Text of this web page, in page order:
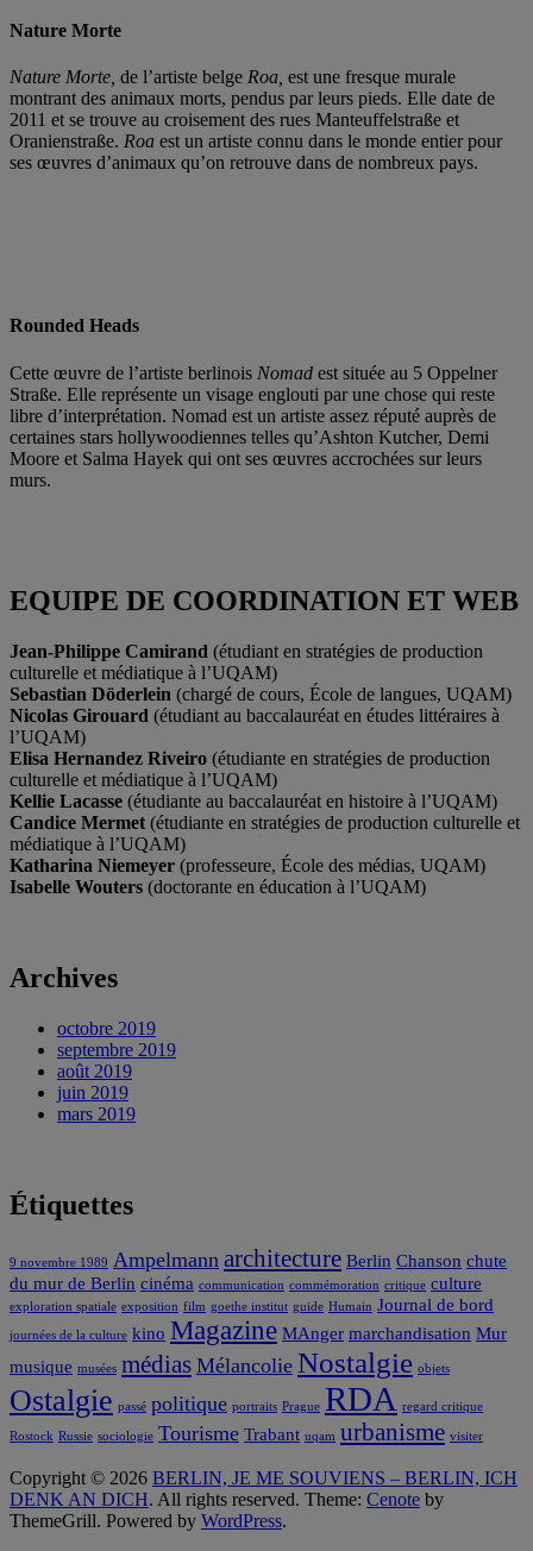
Nature Morte
Nature Morte, de l’artiste belge Roa, est une fresque murale
montrant des animaux morts, pendus par leurs pieds. Elle date de
2011 et se trouve au croisement des rues Manteuffelstraße et
Oranienstraße. Roa est un artiste connu dans le monde entier pour
ses œuvres d’animaux qu’on retrouve dans de nombreux pays.
Rounded Heads
Cette œuvre de l’artiste berlinois Nomad est située au 5 Oppelner
Straße. Elle représente un visage englouti par une chose qui reste
libre d’interprétation. Nomad est un artiste assez réputé auprès de
certaines stars hollywoodiennes telles qu’Ashton Kutcher, Demi
Moore et Salma Hayek qui ont ses œuvres accrochées sur leurs
murs.
EQUIPE DE COORDINATION ET WEB
Jean-Philippe Camirand (étudiant en stratégies de production
culturelle et médiatique à l’UQAM)
Sebastian Döderlein (chargé de cours, École de langues, UQAM)
Nicolas Girouard (étudiant au baccalauréat en études littéraires à
l’UQAM)
Elisa Hernandez Riveiro (étudiante en stratégies de production
culturelle et médiatique à l’UQAM)
Kellie Lacasse (étudiante au baccalauréat en histoire à l’UQAM)
Candice Mermet (étudiante en stratégies de production culturelle et
médiatique à l’UQAM)
Katharina Niemeyer (professeure, École des médias, UQAM)
Isabelle Wouters (doctorante en éducation à l’UQAM)
Archives
octobre 2019
septembre 2019
août 2019
juin 2019
mars 2019
Étiquettes
9 novembre 1989 Ampelmann architecture Berlin Chanson chute
du mur de Berlin cinéma communication commémoration critique culture
exploration spatiale exposition film goethe institut guide Humain Journal de bord
journées de la culture kino Magazine MAnger marchandisation Mur
musique musées médias Mélancolie Nostalgie objets
Ostalgie passé politique portraits Prague RDA regard critique
Rostock Russie sociologie Tourisme Trabant uqam urbanisme visiter
Copyright © 2026 BERLIN, JE ME SOUVIENS – BERLIN, ICH
DENK AN DICH. All rights reserved. Theme: Cenote by
ThemeGrill. Powered by WordPress.